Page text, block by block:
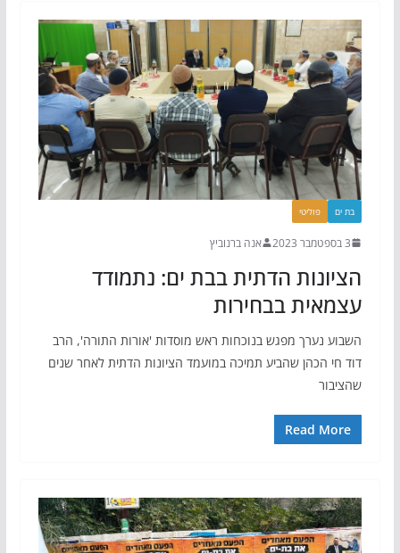
בת ים פוליטי
3 בספטמבר 2023 אנה ברנוביץ
הציונות הדתית בבת ים: נתמודד
עצמאית בבחירות
השבוע נערך מפגש בנוכחות ראש מוסדות 'אורות התורה', הרב
דוד חי הכהן שהביע תמיכה במועמד הציונות הדתית לאחר שנים
שהציבור
Read More